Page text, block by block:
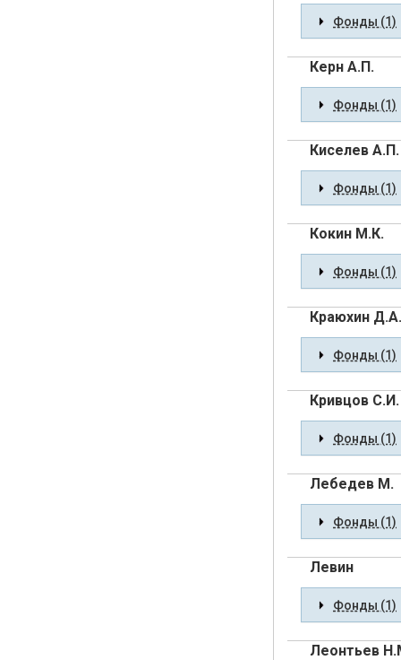
Фонды (1)
Керн А.П.
Фонды (1)
Киселев А.П.
Фонды (1)
Кокин М.К.
Фонды (1)
Краюхин Д.А.
Фонды (1)
Кривцов С.И.
Фонды (1)
Лебедев М.
Фонды (1)
Левин
Фонды (1)
Леонтьев